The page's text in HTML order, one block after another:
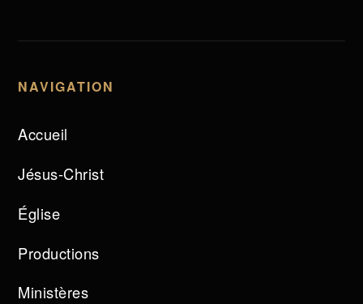
NAVIGATION
Accueil
Jésus-Christ
Église
Productions
Ministères